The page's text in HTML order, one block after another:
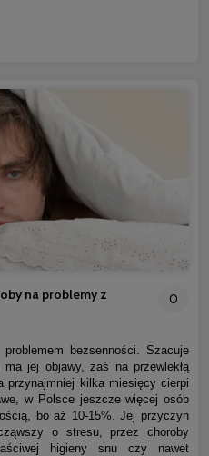
na problemy z
0
bezsenności. Szacuje
jej objawy, zaś na przewlekłą
przynajmniej kilka miesięcy cierpi
w Polsce jeszcze więcej osób
bo aż 10-15%. Jej przyczyn
o stresu, przez choroby
higieny snu czy nawet